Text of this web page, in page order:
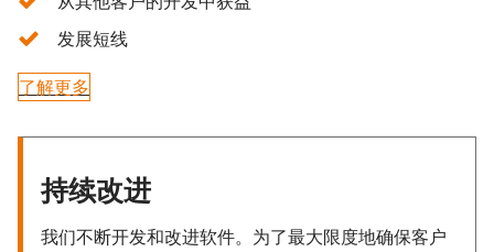
发展短线
了解更多
持续改进
我们不断开发和改进软件。为了最大限度地确保客户